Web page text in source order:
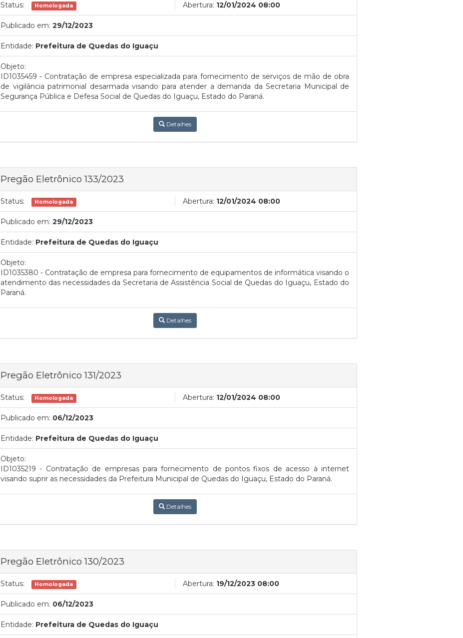
Status: Homologada Abertura: 12/01/2024 08:00
Publicado em: 29/12/2023
Entidade: Prefeitura de Quedas do Iguaçu
Objeto:
ID1035459 - Contratação de empresa especializada para fornecimento de serviços de mão de obra
de vigilância patrimonial desarmada visando para atender a demanda da Secretaria Municipal de
Segurança Pública e Defesa Social de Quedas do Iguaçu, Estado do Paraná.
Detalhes
Pregão Eletrônico 133/2023
Status: Homologada Abertura: 12/01/2024 08:00
Publicado em: 29/12/2023
Entidade: Prefeitura de Quedas do Iguaçu
Objeto:
ID1035380 - Contratação de empresa para fornecimento de equipamentos de informática visando o
atendimento das necessidades da Secretaria de Assistência Social de Quedas do Iguaçu, Estado do
Paraná.
Detalhes
Pregão Eletrônico 131/2023
Status: Homologada Abertura: 12/01/2024 08:00
Publicado em: 06/12/2023
Entidade: Prefeitura de Quedas do Iguaçu
Objeto:
ID1035219 - Contratação de empresas para fornecimento de pontos fixos de acesso à internet
visando suprir as necessidades da Prefeitura Municipal de Quedas do Iguaçu, Estado do Paraná.
Detalhes
Pregão Eletrônico 130/2023
Status: Homologada Abertura: 19/12/2023 08:00
Publicado em: 06/12/2023
Entidade: Prefeitura de Quedas do Iguaçu